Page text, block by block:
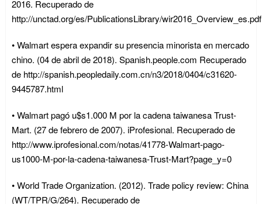
2016. Recuperado de
http://unctad.org/es/PublicationsLibrary/wir2016_Overview_es.pdf
• Walmart espera expandir su presencia minorista en mercado
chino. (04 de abril de 2018). Spanish.people.com Recuperado
de http://spanish.peopledaily.com.cn/n3/2018/0404/c31620-
9445787.html
• Walmart pagó u$s1.000 M por la cadena taiwanesa Trust-
Mart. (27 de febrero de 2007). iProfesional. Recuperado de
http://www.iprofesional.com/notas/41778-Walmart-pago-
us1000-M-por-la-cadena-taiwanesa-Trust-Mart?page_y=0
• World Trade Organization. (2012). Trade policy review: China
(WT/TPR/G/264). Recuperado de